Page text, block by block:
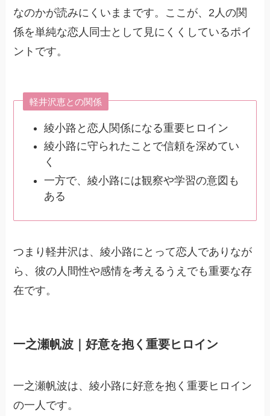
なのかが読みにくいままです。ここが、2人の関
係を単純な恋人同士として見にくくしているポイ
ントです。
軽井沢恵との関係
綾小路と恋人関係になる重要ヒロイン
綾小路に守られたことで信頼を深めてい
く
一方で、綾小路には観察や学習の意図も
ある
つまり軽井沢は、綾小路にとって恋人でありなが
ら、彼の人間性や感情を考えるうえでも重要な存
在です。
一之瀬帆波｜好意を抱く重要ヒロイン
一之瀬帆波は、綾小路に好意を抱く重要ヒロイン
の一人です。